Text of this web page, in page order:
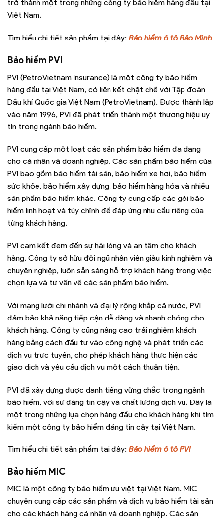
trở thành một trong những công ty bảo hiểm hàng đầu tại
Việt Nam.
Tìm hiểu chi tiết sản phẩm tại đây: Bảo hiểm ô tô Bảo Minh
Bảo hiểm PVI
PVI (PetroVietnam Insurance) là một công ty bảo hiểm
hàng đầu tại Việt Nam, có liên kết chặt chẽ với Tập đoàn
Dầu khí Quốc gia Việt Nam (PetroVietnam). Được thành lập
vào năm 1996, PVI đã phát triển thành một thương hiệu uy
tín trong ngành bảo hiểm.
PVI cung cấp một loạt các sản phẩm bảo hiểm đa dạng
cho cá nhân và doanh nghiệp. Các sản phẩm bảo hiểm của
PVI bao gồm bảo hiểm tài sản, bảo hiểm xe hơi, bảo hiểm
sức khỏe, bảo hiểm xây dựng, bảo hiểm hàng hóa và nhiều
sản phẩm bảo hiểm khác. Công ty cung cấp các gói bảo
hiểm linh hoạt và tùy chỉnh để đáp ứng nhu cầu riêng của
từng khách hàng.
PVI cam kết đem đến sự hài lòng và an tâm cho khách
hàng. Công ty sở hữu đội ngũ nhân viên giàu kinh nghiệm và
chuyên nghiệp, luôn sẵn sàng hỗ trợ khách hàng trong việc
chọn lựa và tư vấn về các sản phẩm bảo hiểm.
Với mạng lưới chi nhánh và đại lý rộng khắp cả nước, PVI
đảm bảo khả năng tiếp cận dễ dàng và nhanh chóng cho
khách hàng. Công ty cũng nâng cao trải nghiệm khách
hàng bằng cách đầu tư vào công nghệ và phát triển các
dịch vụ trực tuyến, cho phép khách hàng thực hiện các
giao dịch và yêu cầu dịch vụ một cách thuận tiện.
PVI đã xây dựng được danh tiếng vững chắc trong ngành
bảo hiểm, với sự đáng tin cậy và chất lượng dịch vụ. Đây là
một trong những lựa chọn hàng đầu cho khách hàng khi tìm
kiếm một công ty bảo hiểm đáng tin cậy tại Việt Nam.
Tìm hiểu chi tiết sản phẩm tại đây: Bảo hiểm ô tô PVI
Bảo hiểm MIC
MIC là một công ty bảo hiểm ưu việt tại Việt Nam. MIC
chuyên cung cấp các sản phẩm và dịch vụ bảo hiểm tài sản
cho các khách hàng cá nhân và doanh nghiệp. Các sản